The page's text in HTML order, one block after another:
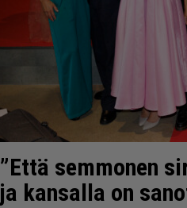
”Että semmonen
ja kansalla on